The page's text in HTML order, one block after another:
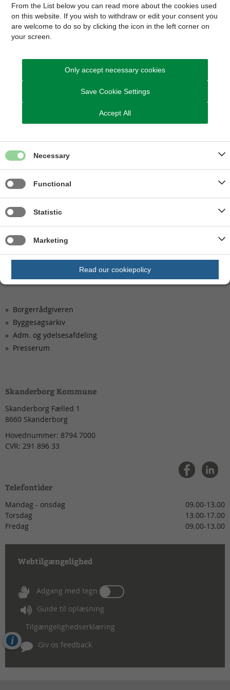
ARKIVERET
1.03.03-P19-82-22
Kom hurtigt til
Ledige stillinger
Aktuelle høringer og afgørelser
Kontakt os
Borgerrådgiveren
Byggesagsarkiv
Adm. og ydelsesafdeling
Presserum
Skanderborg Kommune
Skanderborg Fælled 1
8660 Skanderborg
Hovednummer: 8794 7000
CVR: 291 896 33
Telefontider
Mandag - onsdag
09.00-13.00
Torsdag
13.00-17.00
Fredag
09.00-13.00
Webtilgængelighed
Adgang med tegn Tænd
eller
sluk
for
Adgang
Guide til oplæsning
Tilgængelighedserklæring
Giv os feedback
Cookies
From the List below you can read more about the cookies used
on this website. If you wish to withdraw or edit your consent you
are welcome to do so by clicking the icon in the left corner on
your screen.
Only accept necessary cookies
Save Cookie Settings
Accept All
Necessary
Functional
Statistic
Marketing
Read our cookiepolicy